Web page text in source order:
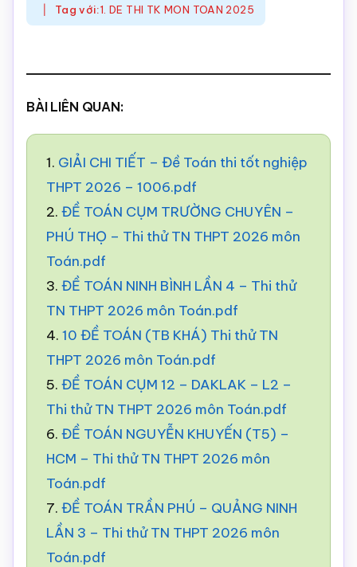
Tag với:1. DE THI TK MON TOAN 2025
BÀI LIÊN QUAN:
1. GIẢI CHI TIẾT – Đề Toán thi tốt nghiệp
THPT 2026 – 1006.pdf
2. ĐỀ TOÁN CỤM TRƯỜNG CHUYÊN –
PHÚ THỌ – Thi thử TN THPT 2026 môn
Toán.pdf
3. ĐỀ TOÁN NINH BÌNH LẦN 4 – Thi thử
TN THPT 2026 môn Toán.pdf
4. 10 ĐỀ TOÁN (TB KHÁ) Thi thử TN
THPT 2026 môn Toán.pdf
5. ĐỀ TOÁN CỤM 12 – DAKLAK – L2 –
Thi thử TN THPT 2026 môn Toán.pdf
6. ĐỀ TOÁN NGUYỄN KHUYẾN (T5) –
HCM – Thi thử TN THPT 2026 môn
Toán.pdf
7. ĐỀ TOÁN TRẦN PHÚ – QUẢNG NINH
LẦN 3 – Thi thử TN THPT 2026 môn
Toán.pdf